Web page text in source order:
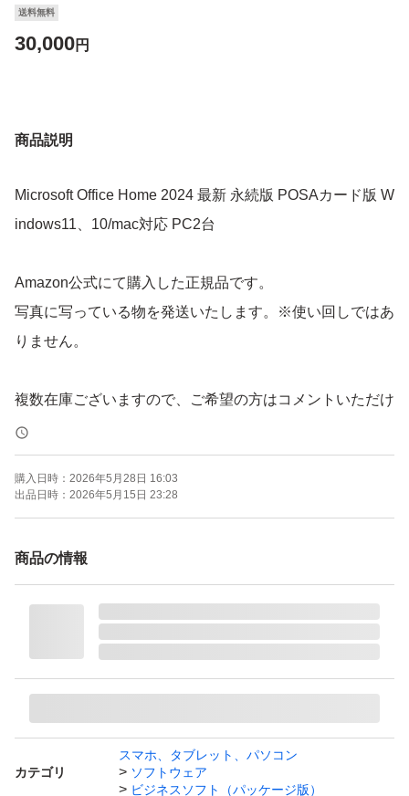
送料無料
30,000円
商品説明
Microsoft Office Home 2024 最新 永続版 POSAカード版 W
indows11、10/mac対応 PC2台
Amazon公式にて購入した正規品です。
写真に写っている物を発送いたします。※使い回しではあ
りません。
複数在庫ございますので、ご希望の方はコメントいただけ
れば幸いです。
購入日時： 2026年5月28日 16:03
出品日時： 2026年5月15日 23:28
商品の情報
カテゴリ
スマホ、タブレット、パソコン
ソフトウェア
ビジネスソフト（パッケージ版）